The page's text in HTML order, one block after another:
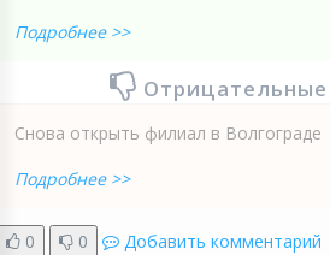
Подробнее >>
Снова открыть филиал в Волгограде
Подробнее >>
0 0 Добавить комментарий